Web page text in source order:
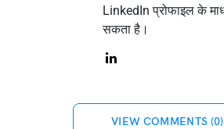
LinkedIn प्रोफाइल के
सकता है।
VIEW COMMENTS (0)